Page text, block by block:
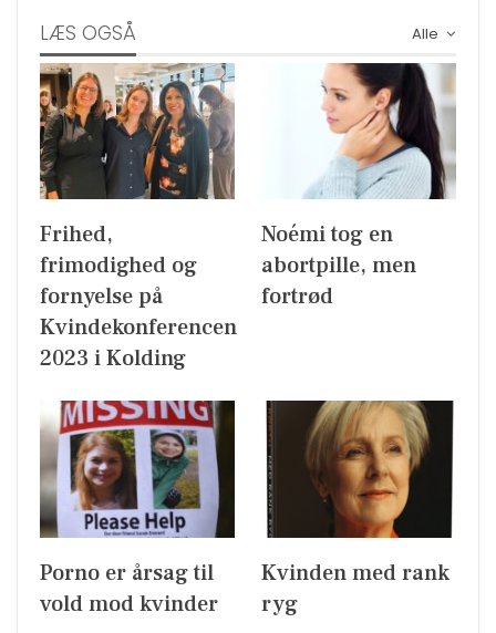
Alle
LÆS OGSÅ
Frihed,
frimodighed og
fornyelse på
Kvindekonferencen
2023 i Kolding
Noémi tog en
abortpille, men
fortrød
Porno er årsag til
vold mod kvinder
Kvinden med rank
ryg